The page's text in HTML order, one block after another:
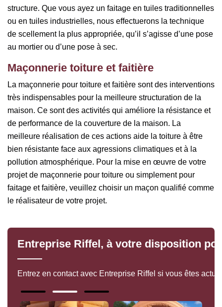
structure. Que vous ayez un faitage en tuiles traditionnelles
ou en tuiles industrielles, nous effectuerons la technique
de scellement la plus appropriée, qu’il s’agisse d’une pose
au mortier ou d’une pose à sec.
Maçonnerie toiture et faitière
La maçonnerie pour toiture et faitière sont des interventions
très indispensables pour la meilleure structuration de la
maison. Ce sont des activités qui améliore la résistance et
de performance de la couverture de la maison. La
meilleure réalisation de ces actions aide la toiture à être
bien résistante face aux agressions climatiques et à la
pollution atmosphérique. Pour la mise en œuvre de votre
projet de maçonnerie pour toiture ou simplement pour
faitage et faitière, veuillez choisir un maçon qualifié comme
le réalisateur de votre projet.
Entreprise Riffel, à votre disposition
Entrez en contact avec Entreprise Riffel si vous êtes